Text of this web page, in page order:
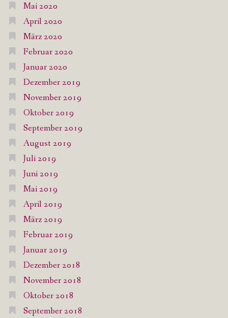
Mai 2020
April 2020
März 2020
Februar 2020
Januar 2020
Dezember 2019
November 2019
Oktober 2019
September 2019
August 2019
Juli 2019
Juni 2019
Mai 2019
April 2019
März 2019
Februar 2019
Januar 2019
Dezember 2018
November 2018
Oktober 2018
September 2018